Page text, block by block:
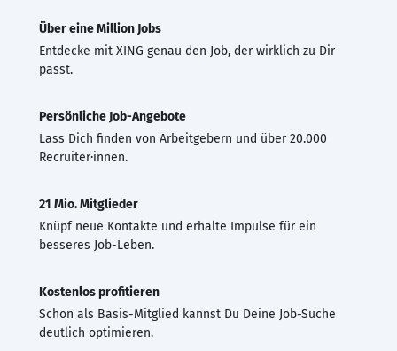
Über eine Million Jobs
Entdecke mit XING genau den Job, der wirklich zu Dir
passt.
Persönliche Job-Angebote
Lass Dich finden von Arbeitgebern und über 20.000
Recruiter·innen.
21 Mio. Mitglieder
Knüpf neue Kontakte und erhalte Impulse für ein
besseres Job-Leben.
Kostenlos profitieren
Schon als Basis-Mitglied kannst Du Deine Job-Suche
deutlich optimieren.